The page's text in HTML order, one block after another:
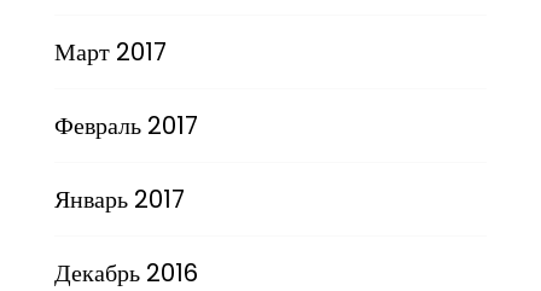
Март 2017
Февраль 2017
Январь 2017
Декабрь 2016